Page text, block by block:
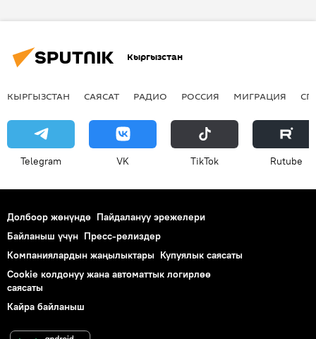
Кыргызстан
КЫРГЫЗСТАН САЯСАТ РАДИО РОССИЯ МИГРАЦИЯ
Telegram VK ТikТоk Rutube
Долбоор жөнүндө Пайдалануу эрежелери
Байланыш үчүн Пресс-релиздер
Компаниялардын жаңылыктары Купуялык саясаты
Cookie колдонуу жана автоматтык логирлөө
саясаты
Кайра байланыш